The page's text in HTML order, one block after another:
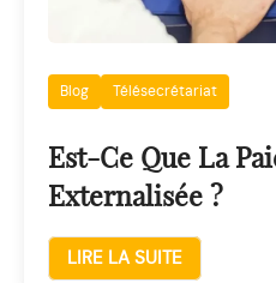
Blog Télésecrétariat
Est-Ce Que La
Externalisée ?
LIRE LA SUITE